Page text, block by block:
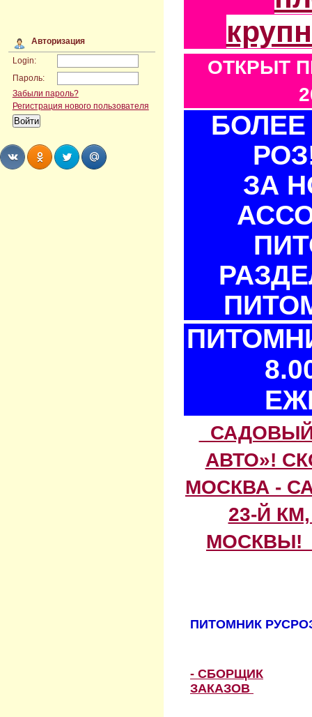
Авторизация
Login:
Пароль:
Забыли пароль?
Регистрация нового пользователя
ОТКРЫТ
БОЛЕЕ
ЗА
АВТО»!
МОСКВА -
23-Й
МОСКВЫ!
ПИТОМНИК
- СБОРЩИК
ЗАКАЗОВ